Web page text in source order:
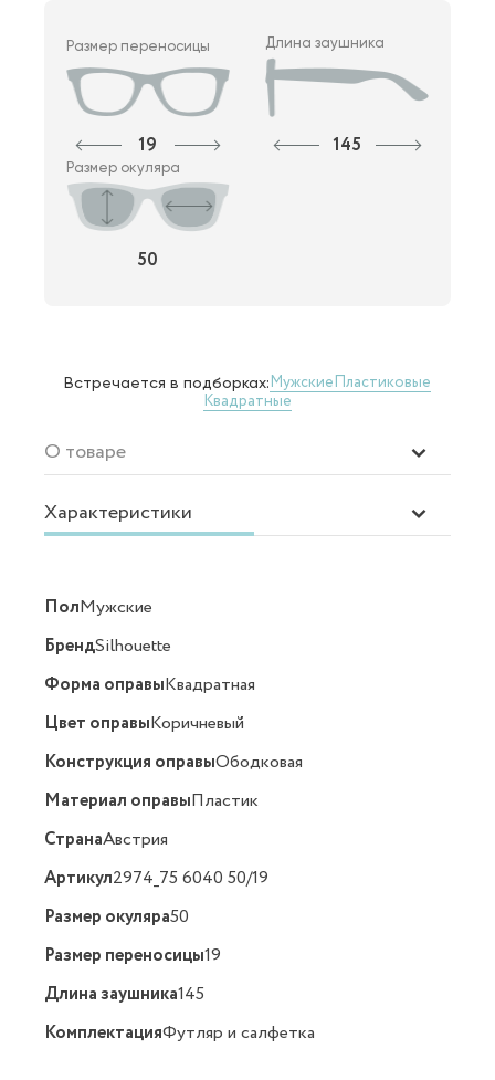
Размер переносицы
19
Длина заушника
145
Размер окуляра
50
Встречается в подборках:МужскиеПластиковые
Квадратные
О товаре
Характеристики
ПолМужские
БрендSilhouette
Форма оправыКвадратная
Цвет оправыКоричневый
Конструкция оправыОбодковая
Материал оправыПластик
СтранаАвстрия
Артикул2974_75 6040 50/19
Размер окуляра50
Размер переносицы19
Длина заушника145
КомплектацияФутляр и салфетка